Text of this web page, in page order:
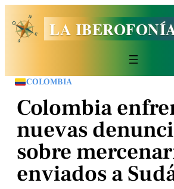
LA
COLOMBIA
Colombia
nuevas
sobre
enviados a